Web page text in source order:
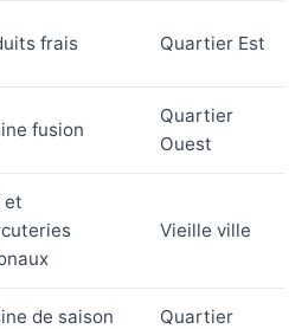
frais Quartier Est
fusion
Quartier
Ouest
et
Vieille ville
de saison
Quartier